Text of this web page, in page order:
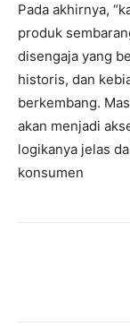
Pada akhirnya,
produk
disengaja yang
historis, dan
berkembang.
akan menjadi
logikanya jelas
konsumen